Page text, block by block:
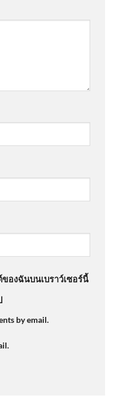
องฉันบนเบราว์เซอร์นี้
by email.